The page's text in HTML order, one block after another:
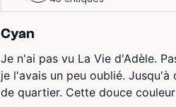
Cyan
Je n'ai pas vu La Vie d'Adèle.
je l'avais un peu oublié.
de quartier. Cette douce